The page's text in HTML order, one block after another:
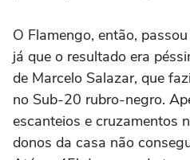
O Flamengo, então,
já que o resultado era
de Marcelo Salazar, que
no Sub-20 rubro-negro.
escanteios e cruzamentos
donos da casa não